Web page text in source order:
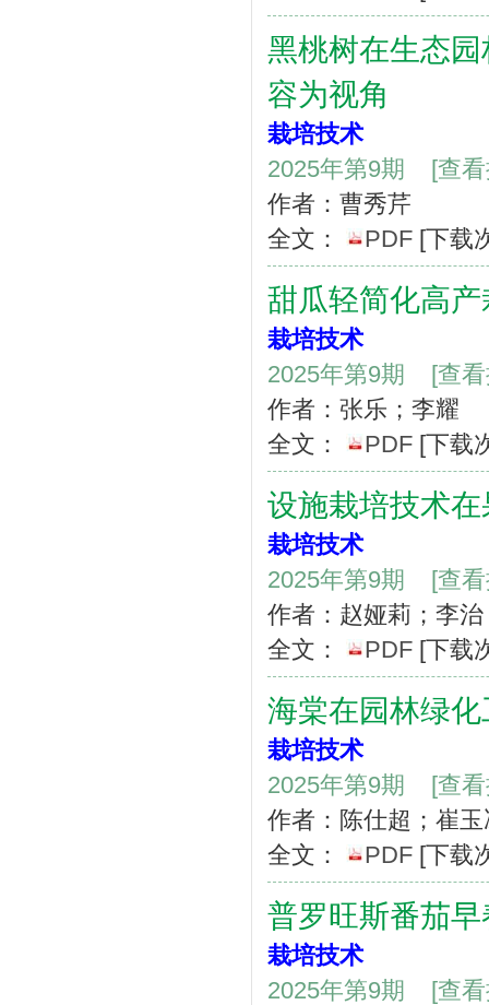
黑桃树在生态
容为视角
栽培技术
2025年第9期
[查
作者：曹秀芹
全文：
PDF [下载
甜瓜轻简化高
栽培技术
2025年第9期
[查
作者：张乐；李耀
全文：
PDF [下载
设施栽培技术
栽培技术
2025年第9期
[查
作者：赵娅莉；李
全文：
PDF [下载
海棠在园林绿
栽培技术
2025年第9期
[查
作者：陈仕超；崔玉
全文：
PDF [下载
普罗旺斯番茄
栽培技术
2025年第9期
[查